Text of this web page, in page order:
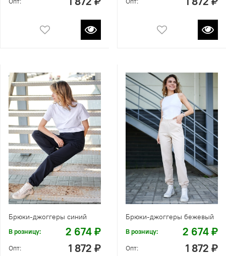
Брюки-джоггеры синий
В розницу: 2 674 ₽
Опт: 1 872 ₽
Брюки-джоггеры бежевый
В розницу: 2 674 ₽
Опт: 1 872 ₽